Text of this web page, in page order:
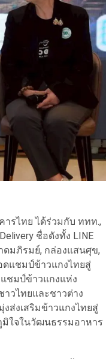
ารไทย ได้ร่วมกับ ททท.,
ชื่อดังทั้ง LINE
าดมภิรมย์, กล่องแสนศุข,
ดแชมป์ข้าวแกงไทยสู่
แชมป์ข้าวแกงแห่ง
วไทยและชาวต่าง
ส่งเสริมข้าวแกงไทยสู่
มิใจในวัฒนธรรมอาหาร